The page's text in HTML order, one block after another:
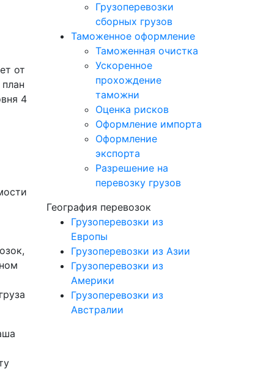
от
4
Грузоперевозки
сборных грузов
Таможенное оформление
Таможенная очистка
Ускоренное
прохождение
таможни
Оценка рисков
Оформление импорта
Оформление
экспорта
Разрешение на
перевозку грузов
География перевозок
Грузоперевозки из
Европы
Грузоперевозки из Азии
Грузоперевозки из
Америки
Грузоперевозки из
Австралии